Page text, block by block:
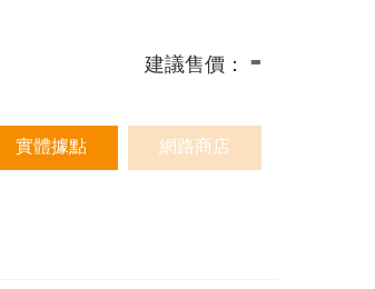
建議售價： -
實體據點 網路商店